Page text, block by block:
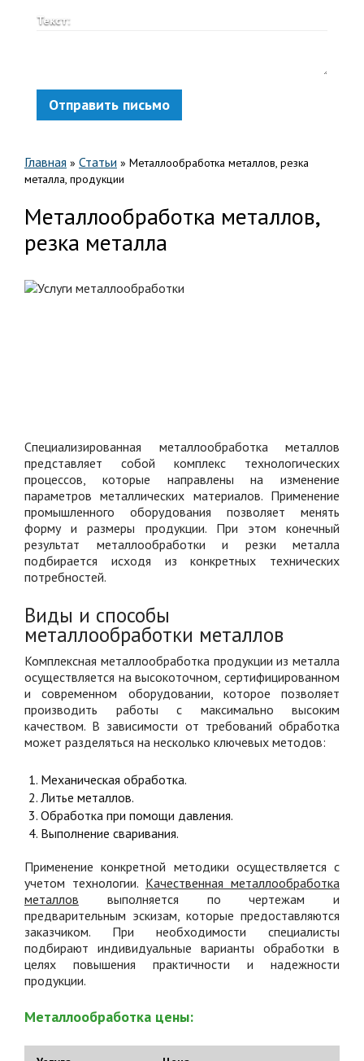
Текст:
Отправить письмо
Главная » Статьи » Металлообработка металлов, резка
металла, продукции
Металлообработка металлов,
резка металла
Специализированная металлообработка металлов
представляет собой комплекс технологических
процессов, которые направлены на изменение
параметров металлических материалов. Применение
промышленного оборудования позволяет менять
форму и размеры продукции. При этом конечный
результат металлообработки и резки металла
подбирается исходя из конкретных технических
потребностей.
Виды и способы
металлообработки металлов
Комплексная металлообработка продукции из металла
осуществляется на высокоточном, сертифицированном
и современном оборудовании, которое позволяет
производить работы с максимально высоким
качеством. В зависимости от требований обработка
может разделяться на несколько ключевых методов:
Механическая обработка.
Литье металлов.
Обработка при помощи давления.
Выполнение сваривания.
Применение конкретной методики осуществляется с
учетом технологии. Качественная металлообработка
металлов выполняется по чертежам и
предварительным эскизам, которые предоставляются
заказчиком. При необходимости специалисты
подбирают индивидуальные варианты обработки в
целях повышения практичности и надежности
продукции.
Металлообработка цены: